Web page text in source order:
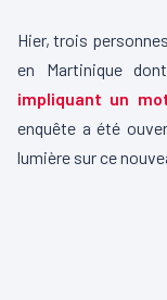
Hier, trois
en Martinique
impliquant un
enquête a été
lumière sur ce